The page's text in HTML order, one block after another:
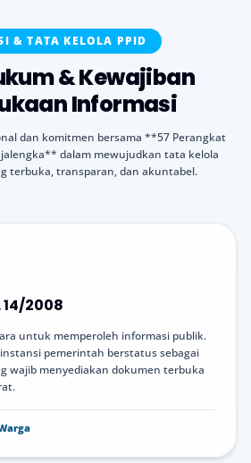
& TATA KELOLA PPID
& Kewajiban
Informasi
dan komitmen bersama **57 Perangkat
dalam mewujudkan tata kelola
terbuka, transparan, dan akuntabel.
2008
untuk memperoleh informasi publik.
pemerintah berstatus sebagai
wajib menyediakan dokumen terbuka